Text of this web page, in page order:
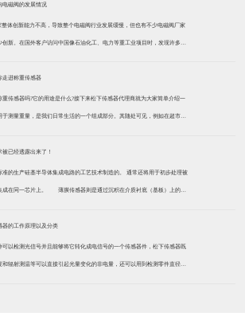
电磁阀的发展情况
体创新能力不高，导致整个电磁阀行业发展缓慢，但也有不少电磁阀厂家
创新。在国外客户访问中国像石油化工、电力等重工业项目时，发现许多项
走进称重传感器
感器吗?它的用途是什么?接下来松下传感器代理商就为大家简单介绍一
量重量，是我们日常生活的一个组成部分。其随处可见，例如在超市柜
。弹性体通常由钢
已经透露出来了！
生产硅基半导体集成电路的工艺技术制造的。 通常还将用于初步处理被
成在同一芯片上。 薄膜传感器则是通过沉积在介质衬底（基板）上的，
料，涂覆在陶瓷基片上
器的工作原理以及分类
可以检测光信号并且能够将它转化成电信号的一个传感器件，松下传感器既
和辐射测温等可以直接引起光量变化的非电量，还可以用到检测零件直径、